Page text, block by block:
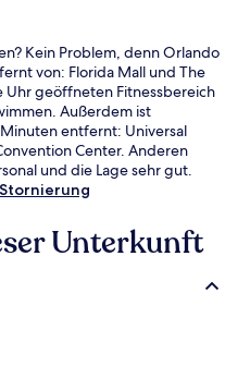
Kein Problem, denn Orlando
von: Florida Mall und The
Uhr geöffneten Fitnessbereich
Außerdem ist
entfernt: Universal
Center. Anderen
und die Lage sehr gut.
Unterkunft